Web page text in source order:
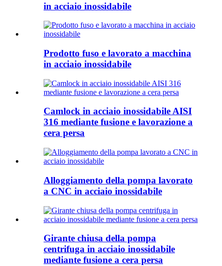
in acciaio inossidabile
Prodotto fuso e lavorato a macchina
in acciaio inossidabile
Camlock in acciaio inossidabile AISI
316 mediante fusione e lavorazione a
cera persa
Alloggiamento della pompa lavorato
a CNC in acciaio inossidabile
Girante chiusa della pompa
centrifuga in acciaio inossidabile
mediante fusione a cera persa